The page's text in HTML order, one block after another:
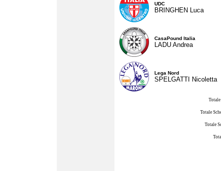
UDC
BRINGHEN Luca
CasaPound Italia
LADU Andrea
Lega Nord
SPELGATTI Nicoletta
Totale
Totale